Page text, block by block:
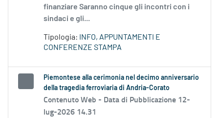
finanziare Saranno cinque gli incontri con i
sindaci e gli...
Tipologia:
INFO, APPUNTAMENTI E
CONFERENZE STAMPA
Piemontese alla cerimonia nel decimo anniversario
della tragedia ferroviaria di Andria-Corato
Contenuto Web - Data di Pubblicazione 12-
lug-2026 14.31